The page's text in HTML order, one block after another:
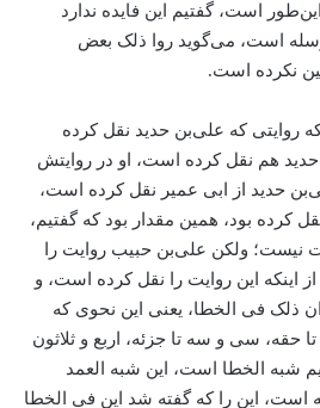
است، گفتیم این فایده ندارد
است، می‌گوید روا ذلک بعض
نکرده است.
روایتی که علی‌بن حدید نقل کرده
هم نقل کرده است، او در روایتش
حدید از ابی عمیر نقل کرده است،
کرده بود، همین مقدار بود که گفتیم،
نیست؛ ولکن علی‌بن حبیب روایت را
اینکه این روایت را نقل کرده است، و
ذلک فی الخطا، یعنی این نحوی که
حقه، سی و سه تا جزئه، اربع و ثلاثون
شبه الخطا است، این شبه العمد
است، این را که گفته شد این فی الخطا